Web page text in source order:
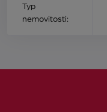
Typ
nemovitosti: